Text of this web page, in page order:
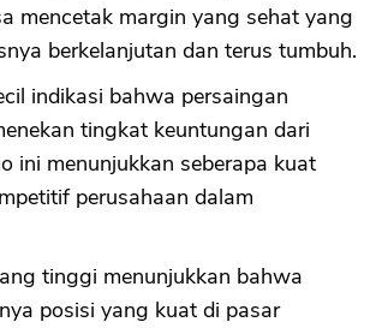
mencetak margin yang sehat yang
berkelanjutan dan terus tumbuh.
indikasi bahwa persaingan
tingkat keuntungan dari
ini menunjukkan seberapa kuat
perusahaan dalam
tinggi menunjukkan bahwa
posisi yang kuat di pasar